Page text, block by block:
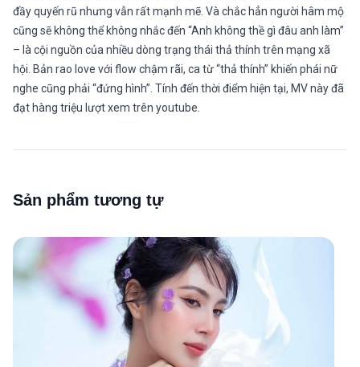
đầy quyến rũ nhưng vẫn rất mạnh mẽ. Và chắc hẳn người hâm mộ
cũng sẽ không thể không nhắc đến “Anh không thề gì đâu anh làm”
– là cội nguồn của nhiều dòng trạng thái thả thính trên mạng xã
hội. Bản rao love với flow chậm rãi, ca từ “thả thính” khiến phái nữ
nghe cũng phải “đứng hình”. Tính đến thời điểm hiện tại, MV này đã
đạt hàng triệu lượt xem trên youtube.
Sản phẩm tương tự